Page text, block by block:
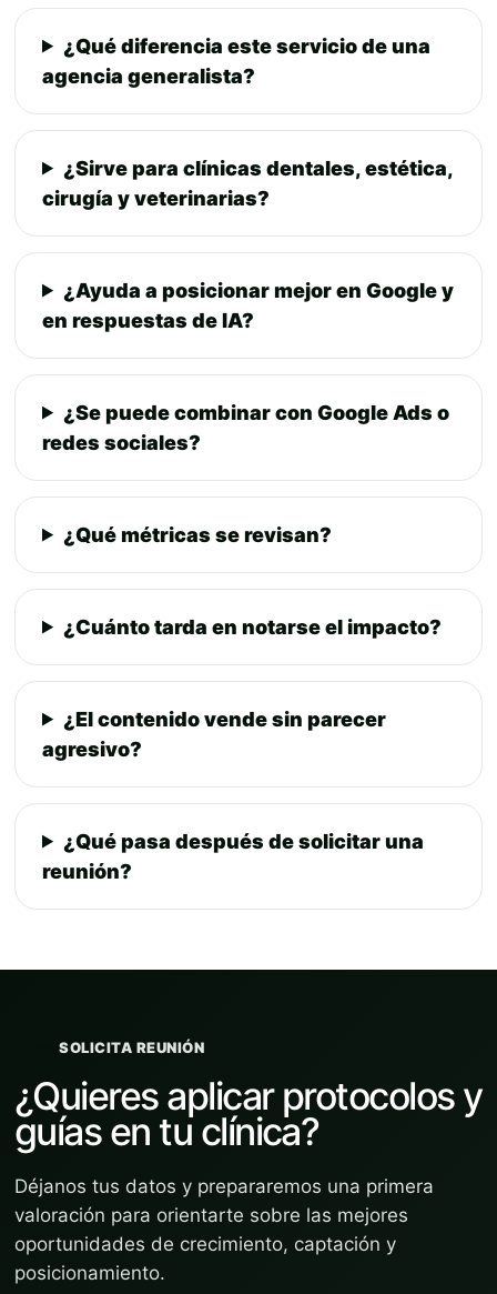
¿Qué diferencia este servicio de una
agencia generalista?
¿Sirve para clínicas dentales, estética,
cirugía y veterinarias?
¿Ayuda a posicionar mejor en Google y
en respuestas de IA?
¿Se puede combinar con Google Ads o
redes sociales?
¿Qué métricas se revisan?
¿Cuánto tarda en notarse el impacto?
¿El contenido vende sin parecer
agresivo?
¿Qué pasa después de solicitar una
reunión?
SOLICITA REUNIÓN
¿Quieres aplicar protocolos y
guías en tu clínica?
Déjanos tus datos y prepararemos una primera
valoración para orientarte sobre las mejores
oportunidades de crecimiento, captación y
posicionamiento.